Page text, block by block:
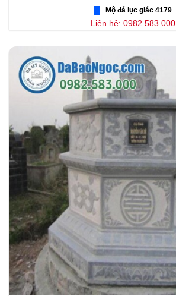
Mộ đá lục giác 4179
Liên hệ: 0982.583.000